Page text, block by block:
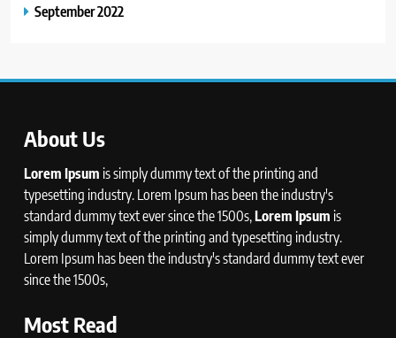
September 2022
About Us
Lorem Ipsum is simply dummy text of the printing and
typesetting industry. Lorem Ipsum has been the industry's
standard dummy text ever since the 1500s,Lorem Ipsum is
simply dummy text of the printing and typesetting industry.
Lorem Ipsum has been the industry's standard dummy text ever
since the 1500s,
Most Read